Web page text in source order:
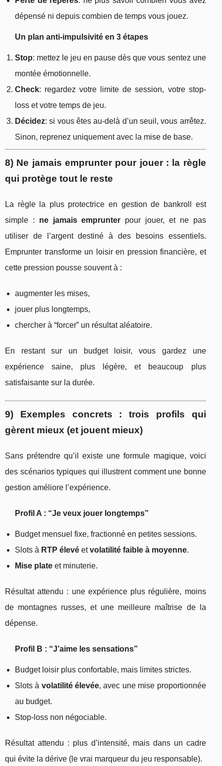
dépensé ni depuis combien de temps vous jouez.
Un plan anti-impulsivité en 3 étapes
Stop: mettez le jeu en pause dès que vous sentez une
montée émotionnelle.
Check: regardez votre limite de session, votre stop-
loss et votre temps de jeu.
Décidez: si vous êtes au-delà d’un seuil, vous arrêtez.
Sinon, reprenez uniquement avec la mise de base.
8) Ne jamais emprunter pour jouer : la règle
qui protège tout le reste
La règle la plus protectrice en gestion de bankroll est
simple : ne jamais emprunter pour jouer, et ne pas
utiliser de l’argent destiné à des besoins essentiels.
Emprunter transforme un loisir en pression financière, et
cette pression pousse souvent à :
augmenter les mises,
jouer plus longtemps,
chercher à “forcer” un résultat aléatoire.
En restant sur un budget loisir, vous gardez une
expérience saine, plus légère, et beaucoup plus
satisfaisante sur la durée.
9) Exemples concrets : trois profils qui
gèrent mieux (et jouent mieux)
Sans prétendre qu’il existe une formule magique, voici
des scénarios typiques qui illustrent comment une bonne
gestion améliore l’expérience.
Profil A : “Je veux jouer longtemps”
Budget mensuel fixe, fractionné en petites sessions.
Slots à RTP élevé etvolatilité faible à moyenne.
Mise plate et minuterie.
Résultat attendu : une expérience plus régulière, moins
de montagnes russes, et une meilleure maîtrise de la
dépense.
Profil B : “J’aime les sensations”
Budget loisir plus confortable, mais limites strictes.
Slots à volatilité élevée, avec une mise proportionnée
au budget.
Stop-loss non négociable.
Résultat attendu : plus d’intensité, mais dans un cadre
qui évite la dérive (le vrai marqueur du jeu responsable).